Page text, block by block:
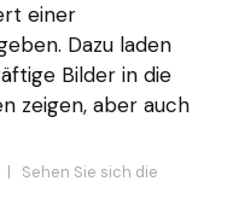
einer
Dazu laden
Bilder in die
zeigen, aber auch
| Sehen Sie sich die